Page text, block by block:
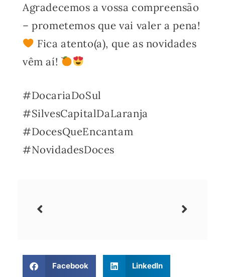
Agradecemos a vossa compreensão
– prometemos que vai valer a pena!
Fica atento(a), que as novidades
vêm aí!
#DocariaDoSul
#SilvesCapitalDaLaranja
#DocesQueEncantam
#NovidadesDoces
Facebook LinkedIn